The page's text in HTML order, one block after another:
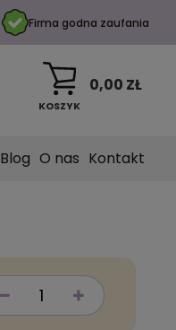
Firma godna zaufania
KOSZYK
0,00 ZŁ
Blog O nas Kontakt